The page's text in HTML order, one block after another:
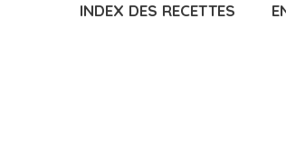
INDEX DES RECETTES